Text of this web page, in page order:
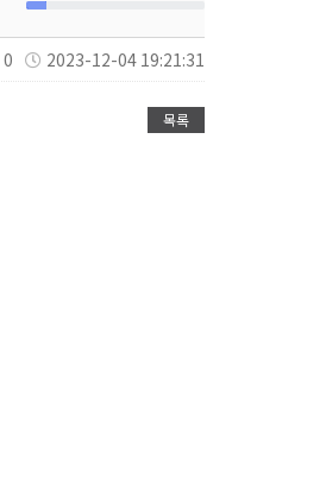
0 2023-12-04 19:21:31
목록